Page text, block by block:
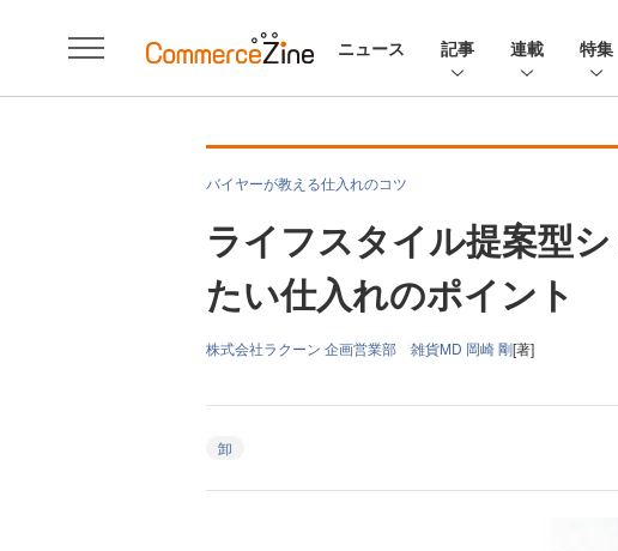
ニュース 記事 連載 特集
バイヤーが教える仕入れのコツ
ライフスタイル提案型
たい仕入れのポイント
株式会社ラクーン 企画営業部 雑貨MD 岡崎 剛[著]
卸